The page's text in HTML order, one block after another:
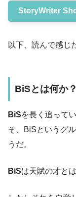
StoryWriter
以下、読んで感じ
BiSとは何か？
BiSを長く追って
そ、BiSというグ
うだ。
BiSは天賦の才と